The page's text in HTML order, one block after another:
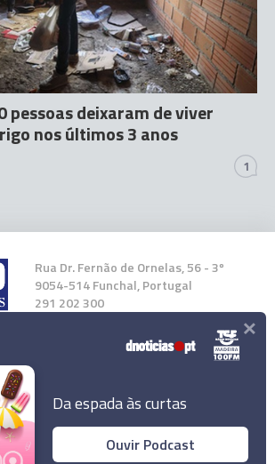
chuva no penúltimo dia do ano
pessoas deixaram de viver
nos últimos 3 anos
1
Rua Dr. Fernão de Ornelas, 56 - 3º
9054-514 Funchal, Portugal
291 202 300
Instale a nossa App
Da espada às curtas
Ouvir Podcast
×